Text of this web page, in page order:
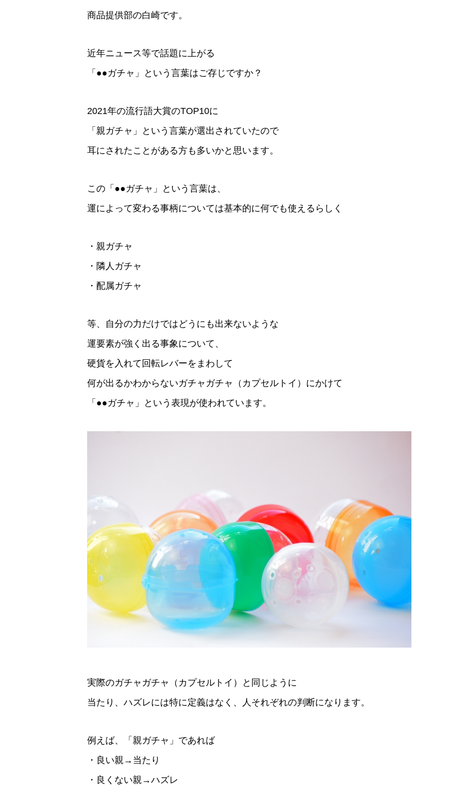
商品提供部の白崎です。
近年ニュース等で話題に上がる
「●●ガチャ」という言葉はご存じですか？
2021年の流行語大賞のTOP10に
「親ガチャ」という言葉が選出されていたので
耳にされたことがある方も多いかと思います。
この「●●ガチャ」という言葉は、
運によって変わる事柄については基本的に何でも使えるらしく
・親ガチャ
・隣人ガチャ
・配属ガチャ
等、自分の力だけではどうにも出来ないような
運要素が強く出る事象について、
硬貨を入れて回転レバーをまわして
何が出るかわからないガチャガチャ（カプセルトイ）にかけて
「●●ガチャ」という表現が使われています。
実際のガチャガチャ（カプセルトイ）と同じように
当たり、ハズレには特に定義はなく、人それぞれの判断になります。
例えば、「親ガチャ」であれば
・良い親→当たり
・良くない親→ハズレ